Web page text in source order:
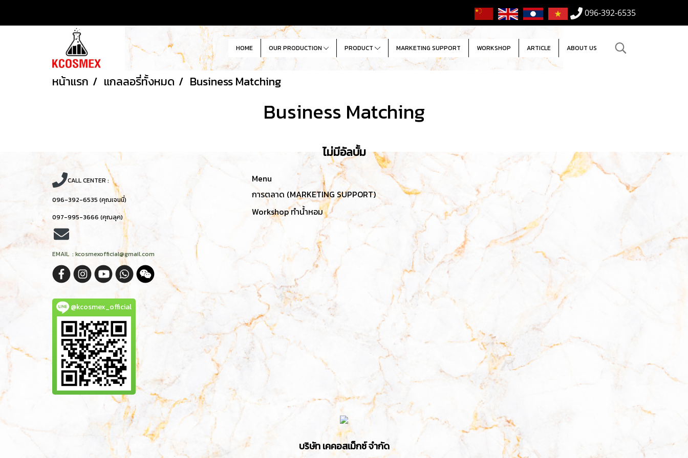
096-392-6535
HOME OUR PRODUCTION PRODUCT MARKETING SUPPORT WORKSHOP ARTICLE ABOUT US
หน้าแรก แกลลอรี่ทั้งหมด Business Matching
Business Matching
ไม่มีอัลบั้ม
CALL CENTER :
096-392-6535 (คุณเจนนี่)
097-995-3666 (คุณลุค)
EMAIL : kcosmexofficial@gmail.com
@kcosmex_official
Menu
การตลาด (MARKETING SUPPORT)
Workshop ทำน้ำหอม
บริษัท เคคอสเม็กซ์ จำกัด